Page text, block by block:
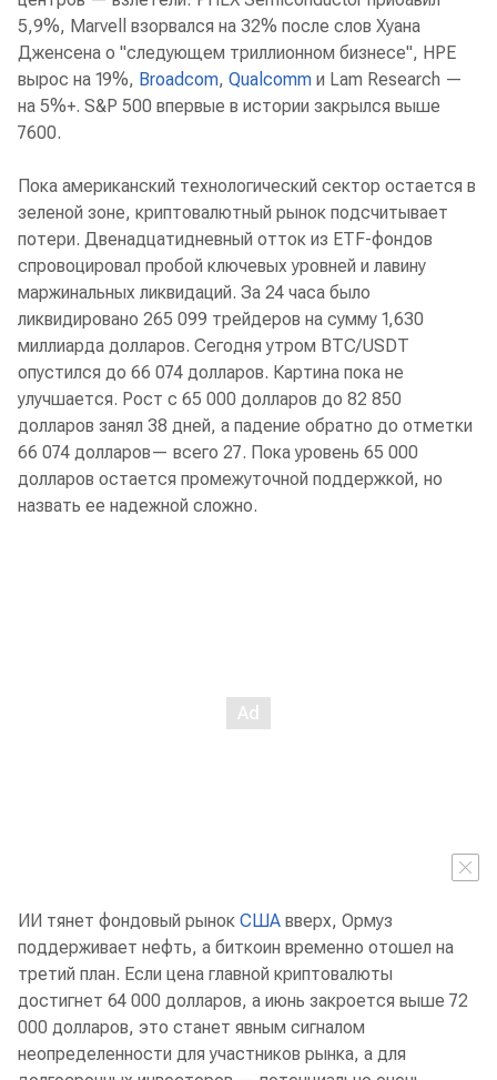
5,9%, Marvell взорвался на 32% после слов Хуана
Дженсена о "следующем триллионном бизнесе", HPE
вырос на 19%, Broadcom, Qualcomm и Lam Research —
на 5%+. S&P 500 впервые в истории закрылся выше
7600.
Пока американский технологический сектор остается в
зеленой зоне, криптовалютный рынок подсчитывает
потери. Двенадцатидневный отток из ETF-фондов
спровоцировал пробой ключевых уровней и лавину
маржинальных ликвидаций. За 24 часа было
ликвидировано 265 099 трейдеров на сумму 1,630
миллиарда долларов. Сегодня утром BTC/USDT
опустился до 66 074 долларов. Картина пока не
улучшается. Рост с 65 000 долларов до 82 850
долларов занял 38 дней, а падение обратно до отметки
66 074 долларов— всего 27. Пока уровень 65 000
долларов остается промежуточной поддержкой, но
назвать ее надежной сложно.
ИИ тянет фондовый рынок США вверх, Ормуз
поддерживает нефть, а биткоин временно отошел на
третий план. Если цена главной криптовалюты
достигнет 64 000 долларов, а июнь закроется выше 72
000 долларов, это станет явным сигналом
неопределенности для участников рынка, а для